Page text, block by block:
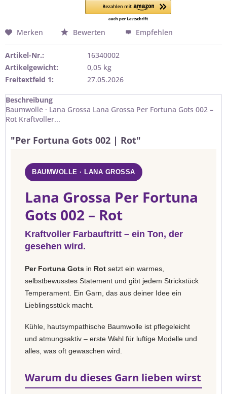
Merken Bewerten Empfehlen
Artikel-Nr.:
16340002
Artikelgewicht:
0,05 kg
Freitextfeld 1:
27.05.2026
Beschreibung
Baumwolle · Lana Grossa Lana Grossa Per Fortuna Gots 002 –
Rot Kraftvoller...
"Per Fortuna Gots 002 | Rot"
BAUMWOLLE · LANA GROSSA
Lana Grossa Per Fortuna
Gots 002 – Rot
Kraftvoller Farbauftritt – ein Ton, der
gesehen wird.
Per Fortuna Gots in Rot setzt ein warmes,
selbstbewusstes Statement und gibt jedem Strickstück
Temperament. Ein Garn, das aus deiner Idee ein
Lieblingsstück macht.
Kühle, hautsympathische Baumwolle ist pflegeleicht
und atmungsaktiv – erste Wahl für luftige Modelle und
alles, was oft gewaschen wird.
Warum du dieses Garn lieben wirst